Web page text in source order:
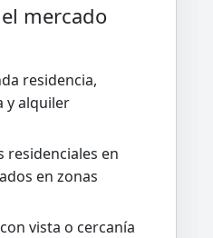
mercado
residencia,
y alquiler
residenciales en
en zonas
vista o cercanía